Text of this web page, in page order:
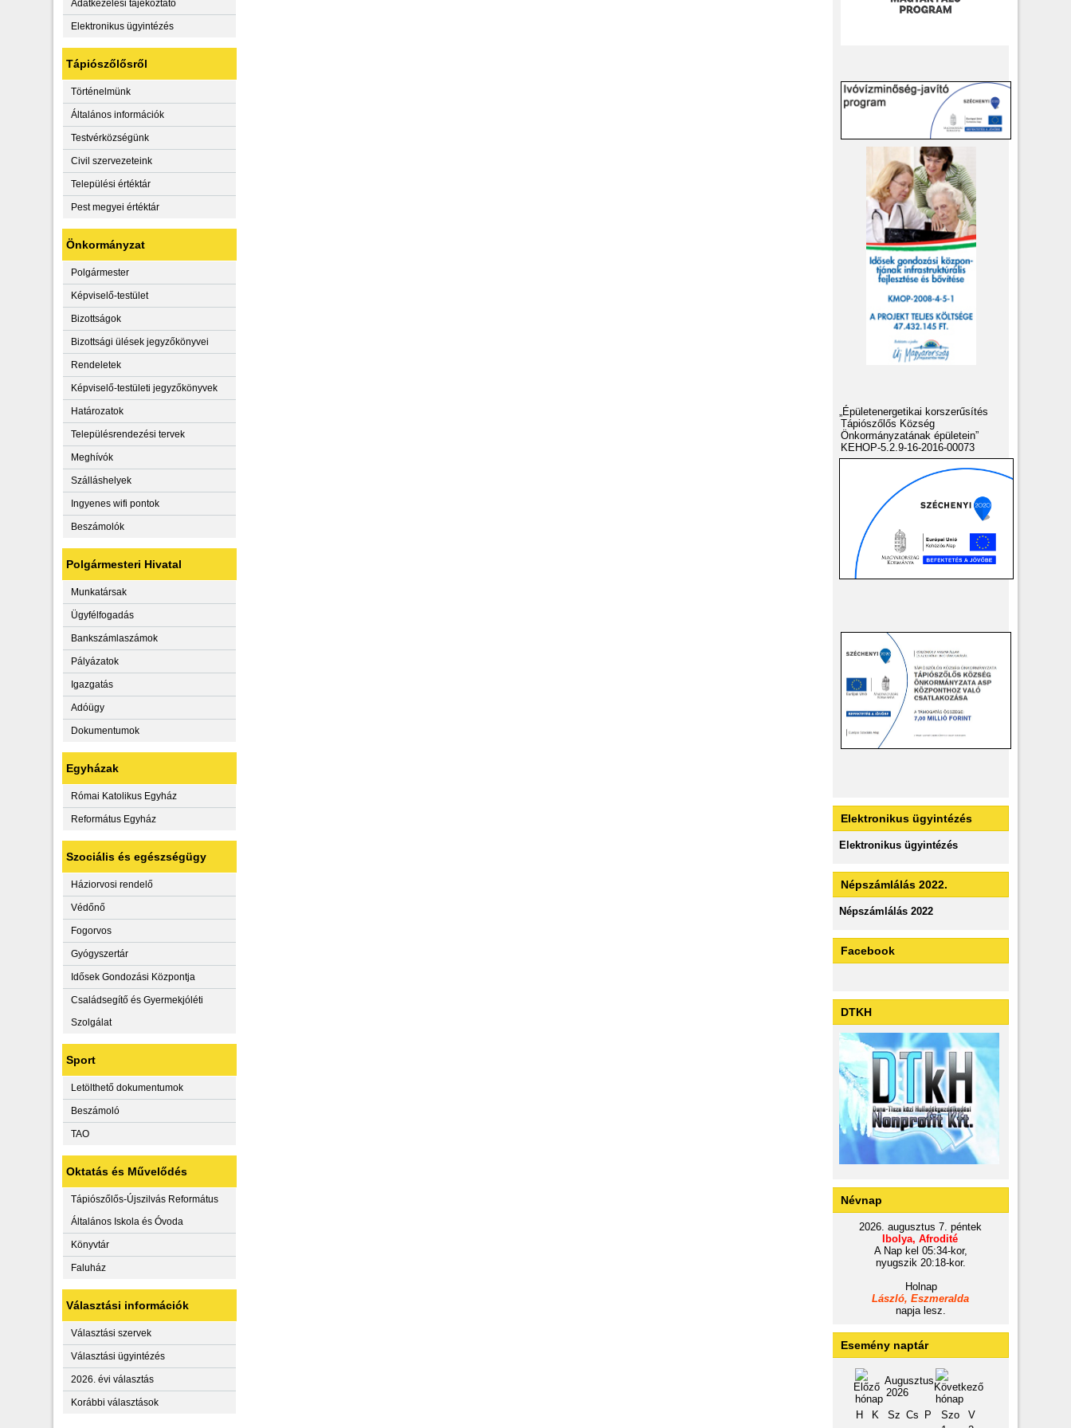
Adatkezelési tájékoztató
Elektronikus ügyintézés
Tápiószőlősről
Történelmünk
Általános információk
Testvérközségünk
Civil szervezeteink
Települési értéktár
Pest megyei értéktár
Önkormányzat
Polgármester
Képviselő-testület
Bizottságok
Bizottsági ülések jegyzőkönyvei
Rendeletek
Képviselő-testületi jegyzőkönyvek
Határozatok
Településrendezési tervek
Meghívók
Szálláshelyek
Ingyenes wifi pontok
Beszámolók
Polgármesteri Hivatal
Munkatársak
Ügyfélfogadás
Bankszámlaszámok
Pályázatok
Igazgatás
Adóügy
Dokumentumok
Egyházak
Római Katolikus Egyház
Református Egyház
Szociális és egészségügy
Háziorvosi rendelő
Védőnő
Fogorvos
Gyógyszertár
Idősek Gondozási Központja
Családsegítő és Gyermekjóléti
Szolgálat
Sport
Letölthető dokumentumok
Beszámoló
TAO
Oktatás és Művelődés
Tápiószőlős-Újszilvás Református
Általános Iskola és Óvoda
Könyvtár
Faluház
Választási információk
Választási szervek
Választási ügyintézés
2026. évi választás
Korábbi választások
„Épületenergetikai korszerűsítés
Tápiószőlős Község
Önkormányzatának épületein”
KEHOP-5.2.9-16-2016-00073
Elektronikus ügyintézés
Elektronikus ügyintézés
Népszámlálás 2022.
Népszámlálás 2022
Facebook
DTKH
Névnap
2026. augusztus 7. péntek
Ibolya, Afrodité
A Nap kel 05:34-kor,
nyugszik 20:18-kor.
Holnap
László, Eszmeralda
napja lesz.
Esemény naptár
Augusztus
2026
H
K Sz Cs P Szo
V